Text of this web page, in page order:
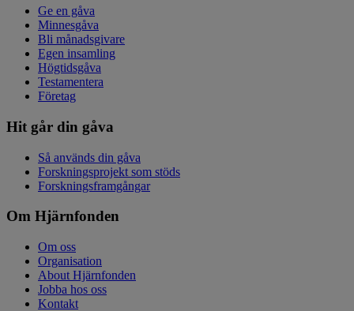
Ge en gåva
Minnesgåva
Bli månadsgivare
Egen insamling
Högtidsgåva
Testamentera
Företag
Hit går din gåva
Så används din gåva
Forskningsprojekt som stöds
Forskningsframgångar
Om Hjärnfonden
Om oss
Organisation
About Hjärnfonden
Jobba hos oss
Kontakt